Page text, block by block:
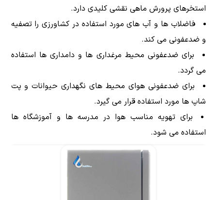
استخرهای پرورش ماهی نقشی کلیدی دارد.
فاضلاب ها و آب های مورد استفاده در کشاورزی را تصفیه
و ضدعفونی می کند.
برای ضدعفونی محیط مرغداری ها و دامداری ها استفاده
می گردد.
برای ضدعفونی هوای محیط های نگهداری حیوانات و پت
شاپ ها مورد استفاده قرار می گیرد.
برای تهویه مناسب هوا در مدرسه ها و آموزشگاه ها
استفاده می شود.